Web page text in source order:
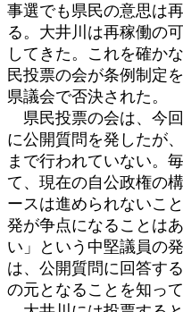
事選でも県民の意思は
る。大井川は再稼働の
してきた。これを確か
民投票の会が条例制定
県議会で否決された。
県民投票の会は、今
に公開質問を発したが
まで行われていない。
て、現在の自公政権の
ースは進められないこ
発が争点になることは
い」という中堅議員の
は、公開質問に回答す
の元となることを知って